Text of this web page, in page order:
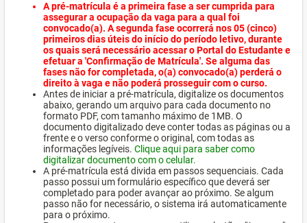
A pré-matrícula é a primeira fase a ser cumprida para
assegurar a ocupação da vaga para a qual foi
convocado(a). A segunda fase ocorrerá nos 05 (cinco)
primeiros dias úteis do início do período letivo, durante
os quais será necessário acessar o Portal do Estudante e
efetuar a 'Confirmação de Matrícula'. Se alguma das
fases não for completada, o(a) convocado(a) perderá o
direito à vaga e não poderá prosseguir com o curso.
Antes de iniciar a pré-matrícula, digitalize os documentos
abaixo, gerando um arquivo para cada documento no
formato PDF, com tamanho máximo de 1MB. O
documento digitalizado deve conter todas as páginas ou a
frente e o verso conforme o original, com todas as
informações legíveis. Clique aqui para saber como
digitalizar documento com o celular.
A pré-matrícula está divida em passos sequenciais. Cada
passo possui um formulário específico que deverá ser
completado para poder avançar ao próximo. Se algum
passo não for necessário, o sistema irá automaticamente
para o próximo.